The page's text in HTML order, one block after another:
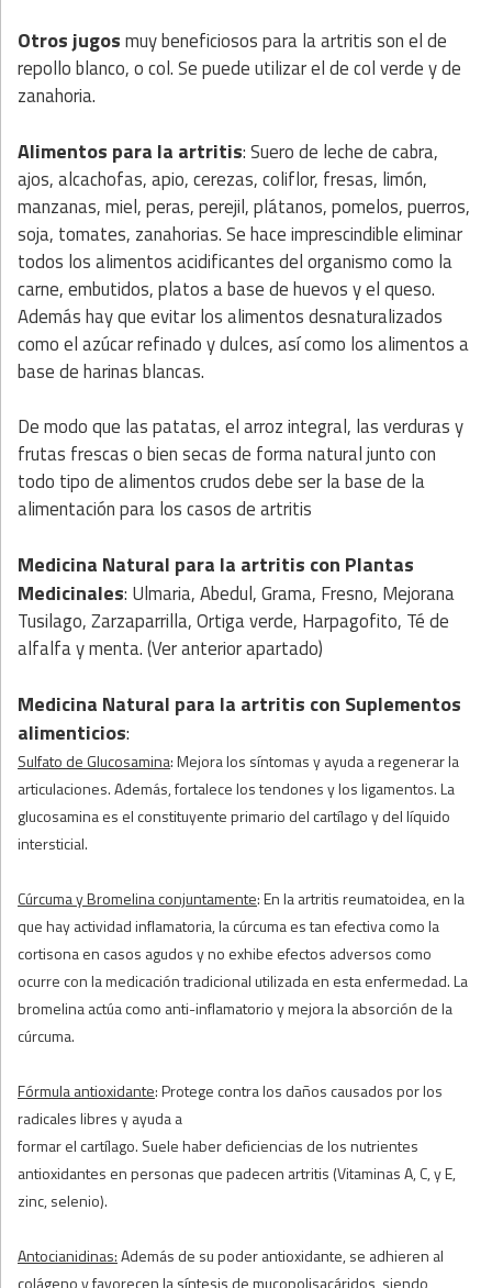
Otros jugosmuy beneficiosos para la artritis son el de
repollo blanco, o col. Se puede utilizar el de col verde y de
zanahoria.
Alimentos para la artritis: Suero de leche de cabra,
ajos, alcachofas, apio, cerezas, coliflor, fresas, limón,
manzanas, miel, peras, perejil, plátanos, pomelos, puerros,
soja, tomates, zanahorias. Se hace imprescindible eliminar
todos los alimentos acidificantes del organismo como la
carne, embutidos, platos a base de huevos y el queso.
Además hay que evitar los alimentos desnaturalizados
como el azúcar refinado y dulces, así como los alimentos a
base de harinas blancas.
De modo que las patatas, el arroz integral, las verduras y
frutas frescas o bien secas de forma natural junto con
todo tipo de alimentos crudos debe ser la base de la
alimentación para los casos de artritis
Medicina Natural para la artritis con Plantas
Medicinales: Ulmaria, Abedul, Grama, Fresno, Mejorana
Tusilago, Zarzaparrilla, Ortiga verde, Harpagofito, Té de
alfalfa y menta. (Ver anterior apartado)
Medicina Natural para la artritis con Suplementos
alimenticios:
Sulfato de Glucosamina: Mejora los síntomas y ayuda a regenerar la
articulaciones. Además, fortalece los tendones y los ligamentos. La
glucosamina es el constituyente primario del cartílago y del líquido
intersticial.
Cúrcuma y Bromelina conjuntamente: En la artritis reumatoidea, en la
que hay actividad inflamatoria, la cúrcuma es tan efectiva como la
cortisona en casos agudos y no exhibe efectos adversos como
ocurre con la medicación tradicional utilizada en esta enfermedad. La
bromelina actúa como anti-inflamatorio y mejora la absorción de la
cúrcuma.
Fórmula antioxidante: Protege contra los daños causados por los
radicales libres y ayuda a
formar el cartílago. Suele haber deficiencias de los nutrientes
antioxidantes en personas que padecen artritis (Vitaminas A, C, y E,
zinc, selenio).
Antocianidinas:Además de su poder antioxidante, se adhieren al
colágeno y favorecen la síntesis de mucopolisacáridos, siendo